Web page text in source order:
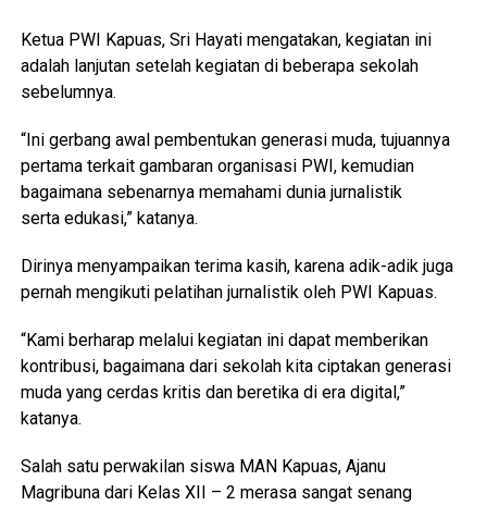
Ketua PWI Kapuas, Sri Hayati mengatakan, kegiatan ini
adalah lanjutan setelah kegiatan di beberapa sekolah
sebelumnya.
“Ini gerbang awal pembentukan generasi muda, tujuannya
pertama terkait gambaran organisasi PWI, kemudian
bagaimana sebenarnya memahami dunia jurnalistik
serta edukasi,” katanya.
Dirinya menyampaikan terima kasih, karena adik-adik juga
pernah mengikuti pelatihan jurnalistik oleh PWI Kapuas.
“Kami berharap melalui kegiatan ini dapat memberikan
kontribusi, bagaimana dari sekolah kita ciptakan generasi
muda yang cerdas kritis dan beretika di era digital,”
katanya.
Salah satu perwakilan siswa MAN Kapuas, Ajanu
Magribuna dari Kelas XII – 2 merasa sangat senang